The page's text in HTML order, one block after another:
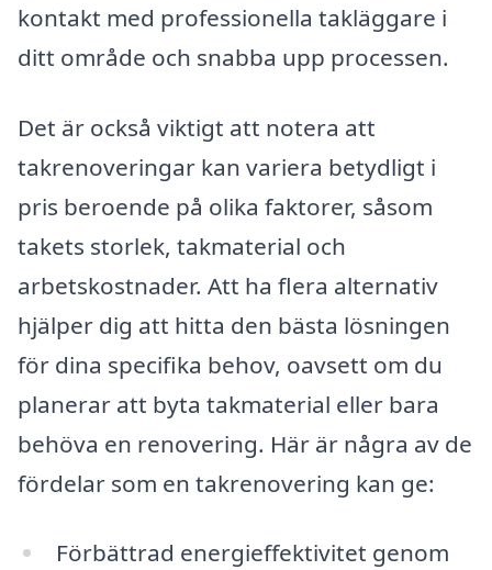
kontakt med professionella takläggare i
ditt område och snabba upp processen.
Det är också viktigt att notera att
takrenoveringar kan variera betydligt i
pris beroende på olika faktorer, såsom
takets storlek, takmaterial och
arbetskostnader. Att ha flera alternativ
hjälper dig att hitta den bästa lösningen
för dina specifika behov, oavsett om du
planerar att byta takmaterial eller bara
behöva en renovering. Här är några av de
fördelar som en takrenovering kan ge:
Förbättrad energieffektivitet genom